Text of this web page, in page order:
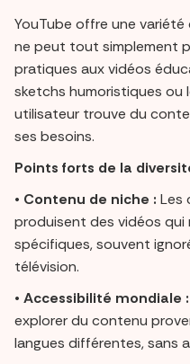
YouTube offre une
ne peut tout simplement
pratiques aux vidéos
sketchs humoristiques ou
utilisateur trouve du
ses besoins.
Points forts de la
• Contenu de niche : Les
produisent des vidéos
spécifiques, souvent
télévision.
• Accessibilité mondiale :
explorer du contenu
langues différentes, sans